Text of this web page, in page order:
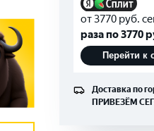
от 3770 руб.
раза по3770
Перейти
Доставка по
ПРИВЕЗЁМ